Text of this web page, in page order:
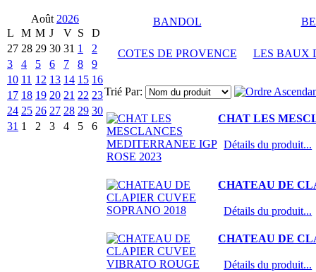
Août 2026
L
M M J V S
D
27 28 29 30 31 1
2
3
4 5 6 7 8
9
10 11 12 13 14 15 16
17 18 19 20 21 22 23
24 25 26 27 28 29 30
31 1 2 3 4 5 6
BANDOL
COTES DE PROVENCE LES BAUX
Trié Par:
CHAT LES
Détails du produit...
CHATEAU DE
Détails du produit...
CHATEAU DE
Détails du produit...